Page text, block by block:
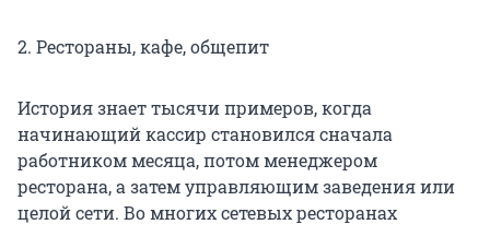
2. Рестораны, кафе, общепит
История знает тысячи примеров, когда
начинающий кассир становился сначала
работником месяца, потом менеджером
ресторана, а затем управляющим заведения или
целой сети. Во многих сетевых ресторанах